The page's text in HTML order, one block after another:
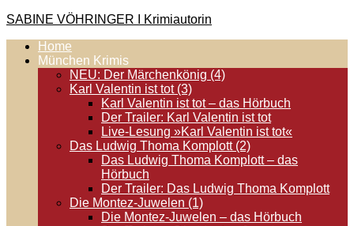
Zum
springen
SABINE VÖHRINGER I Krimiautorin
Krimis, bei denen das universell Menschliche im Vordergrund
steht. Spielen zentral in der Münchner Altstadt.
Home
München Krimis
NEU: Der Märchenkönig (4)
Karl Valentin ist tot (3)
Karl Valentin ist tot – das Hörbuch
Der Trailer: Karl Valentin ist tot
Live-Lesung »Karl Valentin ist tot«
Das Ludwig Thoma Komplott (2)
Das Ludwig Thoma Komplott – das
Hörbuch
Der Trailer: Das Ludwig Thoma Komplott
Die Montez-Juwelen (1)
Die Montez-Juwelen – das Hörbuch